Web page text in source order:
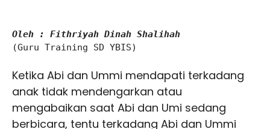
Oleh : Fithriyah Dinah Shalihah
(Guru Training SD YBIS)
Ketika Abi dan Ummi mendapati terkadang
anak tidak mendengarkan atau
mengabaikan saat Abi dan Umi sedang
berbicara, tentu terkadang Abi dan Ummi